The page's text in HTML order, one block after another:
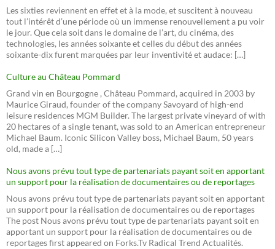
Les sixties reviennent en effet et à la mode, et suscitent à nouveau
tout l’intérêt d’une période où un immense renouvellement a pu voir
le jour. Que cela soit dans le domaine de l’art, du cinéma, des
technologies, les années soixante et celles du début des années
soixante-dix furent marquées par leur inventivité et audace: […]
Culture au Château Pommard
Grand vin en Bourgogne , Château Pommard, acquired in 2003 by
Maurice Giraud, founder of the company Savoyard of high-end
leisure residences MGM Builder. The largest private vineyard of with
20 hectares of a single tenant, was sold to an American entrepreneur
Michael Baum. Iconic Silicon Valley boss, Michael Baum, 50 years
old, made a […]
Nous avons prévu tout type de partenariats payant soit en apportant
un support pour la réalisation de documentaires ou de reportages
Nous avons prévu tout type de partenariats payant soit en apportant
un support pour la réalisation de documentaires ou de reportages
The post Nous avons prévu tout type de partenariats payant soit en
apportant un support pour la réalisation de documentaires ou de
reportages first appeared on Forks.Tv Radical Trend Actualités.